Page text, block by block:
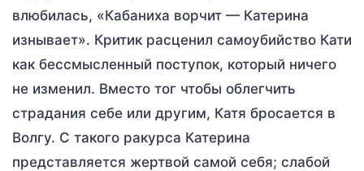
влюбилась, «Кабаниха ворчит — Катерина
изнывает». Критик расценил самоубийство Кати
как бессмысленный поступок, который ничего
не изменил. Вместо тог чтобы облегчить
страдания себе или другим, Катя бросается в
Волгу. С такого ракурса Катерина
представляется жертвой самой себя; слабой